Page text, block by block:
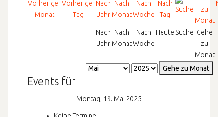
Nach
Jahr
Nach
Monat
Nach
Woche
Heute Suche Gehe
zu
Monat
Gehe zu Monat
Events für
Montag, 19. Mai 2025
Keine Termine